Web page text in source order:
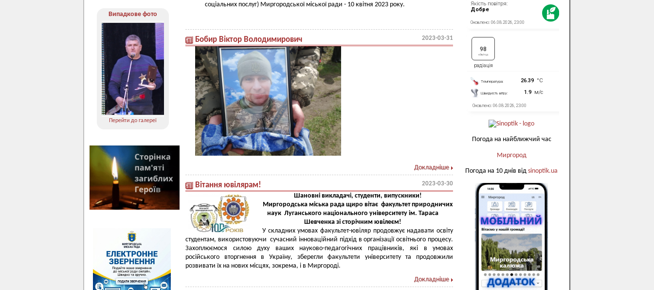
Випадкове фото
Перейти до галереї
соціальних послуг) Миргородської міської ради - 10 квітня 2023 року.
Бобир Віктор Володимирович 2023-03-31
Докладніше
Вітання ювілярам! 2023-03-30
Шановні викладачі, студенти, випускники!
Миргородська міська рада щиро вітає факультет природничих
наук Луганського національного університету ім. Тараса
Шевченка зі сторічним ювілеєм!
У складних умовах факультет-ювіляр продовжує надавати освіту
студентам, використовуючи сучасний інноваційний підхід в організації освітнього процесу.
Захоплюємося силою духу ваших науково-педагогічних працівників, які в умовах
російського вторгнення в Україну, зберегли факультети університету та продовжили
розвивати їх на нових місцях, зокрема, і в Миргороді.
Докладніше
Погода на найближчий час
Миргород
Погода на 10 днів від sinoptik.ua